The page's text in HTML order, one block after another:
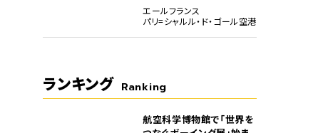
エールフランス
パリ=シャルル・ド・ゴール空港
ランキング Ranking
航空科学博物館で「世界を